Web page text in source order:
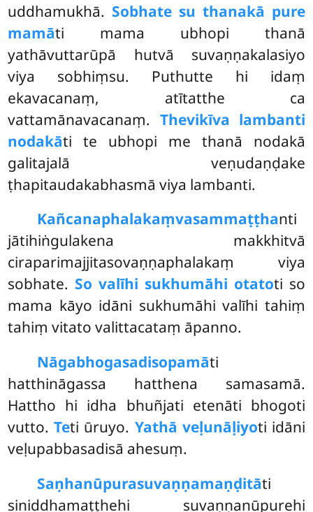
uddhamukhā. Sobhate su thanakā pure
mamāti mama ubhopi thanā
yathāvuttarūpā hutvā suvaṇṇakalasiyo
viya sobhiṃsu. Puthutte hi idaṃ
ekavacanaṃ, atītatthe ca
vattamānavacanaṃ. Thevikīva lambanti
nodakātite ubhopi me thanā nodakā
galitajalā veṇudaṇḍake
ṭhapitaudakabhasmā viya lambanti.
Kañcanaphalakaṃvasammaṭṭhanti
jātihiṅgulakena makkhitvā
ciraparimajjitasovaṇṇaphalakaṃ viya
sobhate. So valīhi sukhumāhi otatoti so
mama kāyo idāni sukhumāhi valīhi tahiṃ
tahiṃ vitato valittacataṃ āpanno.
Nāgabhogasadisopamāti
hatthināgassa hatthena samasamā.
Hattho hi idha bhuñjati etenāti bhogoti
vutto.Teti ūruyo. Yathā veḷunāḷiyoti idāni
veḷupabbasadisā ahesuṃ.
Saṇhanūpurasuvaṇṇamaṇḍitāti
siniddhamaṭṭhehi suvaṇṇanūpurehi